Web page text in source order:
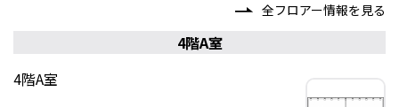
全フロアー情報を見る
4階A室
4階A室